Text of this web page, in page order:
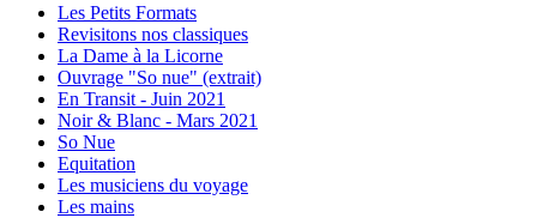
Les Petits Formats
Revisitons nos classiques
La Dame à la Licorne
Ouvrage "So nue" (extrait)
En Transit - Juin 2021
Noir & Blanc - Mars 2021
So Nue
Equitation
Les musiciens du voyage
Les mains